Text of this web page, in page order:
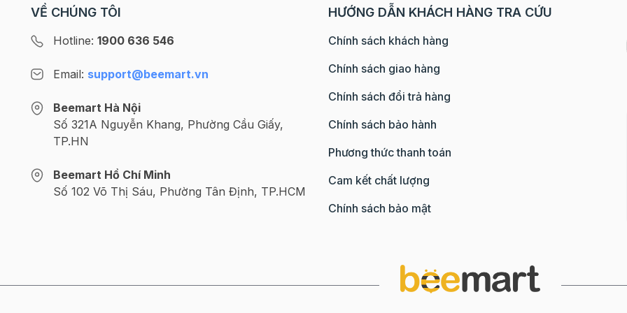
Thông tin chi tiết
VỀ CHÚNG TÔI
Hotline: 1900 636 546
Email: support@beemart.vn
Beemart Hà Nội
Số 321A Nguyễn Khang, Phường Cầu Giấy,
TP.HN
Beemart Hồ Chí Minh
Số 102 Võ Thị Sáu, Phường Tân Định, TP.HCM
HƯỚNG DẪN KHÁCH HÀNG TRA CỨU
Chính sách khách hàng
Chính sách giao hàng
Chính sách đổi trả hàng
Chính sách bảo hành
Phương thức thanh toán
Cam kết chất lượng
Chính sách bảo mật